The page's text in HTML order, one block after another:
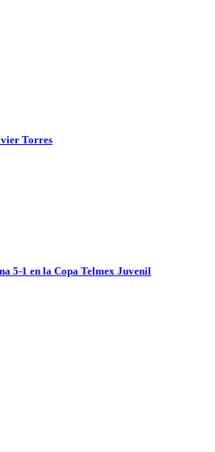
Torres
5-1 en la Copa Telmex Juvenil